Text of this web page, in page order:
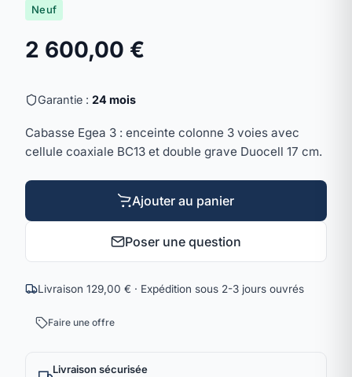
Neuf
2 600,00 €
Garantie : 24 mois
Cabasse Egea 3 : enceinte colonne 3 voies avec
cellule coaxiale BC13 et double grave Duocell 17 cm.
Ajouter au panier
Poser une question
Livraison 129,00 € · Expédition sous 2-3 jours ouvrés
Faire une offre
Livraison sécurisée